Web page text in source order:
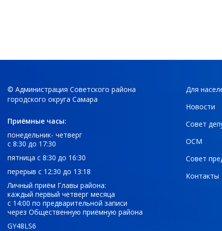
© Администрация Советского района
городского округа Самара
Приёмные часы:
понедельник- четверг
с 8:30 до 17:30
пятница с 8:30 до 16:30
перерыв с 12:30 до 13:18
Личный приём Главы района:
каждый первый четверг месяца
с 14:00 по предварительной записи
через Общественную приёмную района
GY48LS6
Для
Новости
Совет
ОСМ
Совет
Контакты